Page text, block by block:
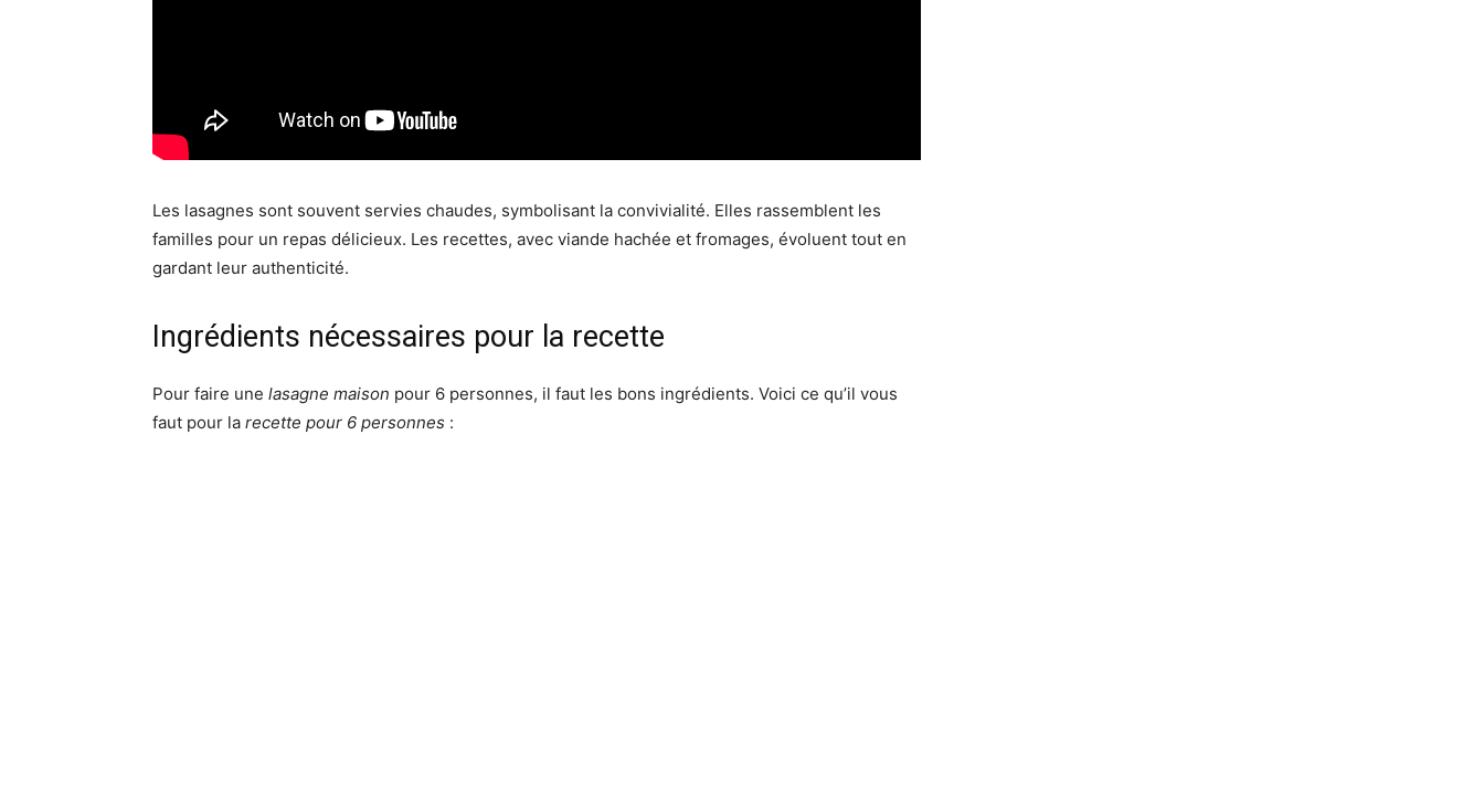
Les lasagnes sont souvent servies chaudes, symbolisant la convivialité. Elles rassemblent les
familles pour un repas délicieux. Les recettes, avec viande hachée et fromages, évoluent tout en
gardant leur authenticité.
Ingrédients nécessaires pour la recette
Pour faire une lasagne maison pour 6 personnes, il faut les bons ingrédients. Voici ce qu’il vous
faut pour la recette pour 6 personnes :